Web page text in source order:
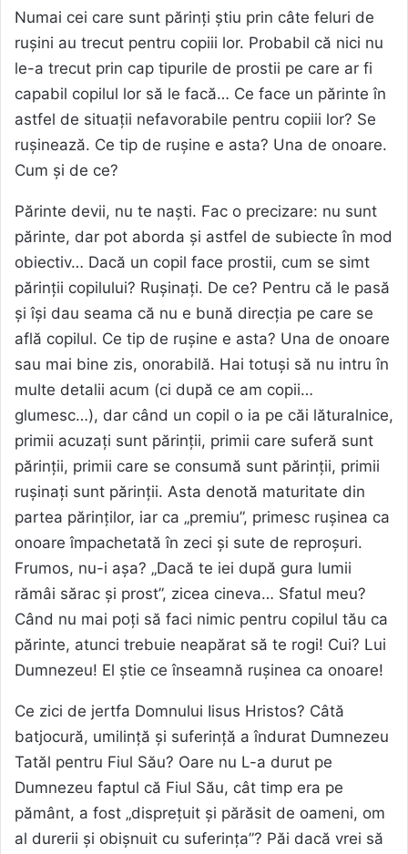
Numai cei care sunt părinți știu prin câte feluri de
rușini au trecut pentru copiii lor. Probabil că nici nu
le-a trecut prin cap tipurile de prostii pe care ar fi
capabil copilul lor să le facă… Ce face un părinte în
astfel de situații nefavorabile pentru copiii lor? Se
rușinează. Ce tip de rușine e asta? Una de onoare.
Cum și de ce?
Părinte devii, nu te naști. Fac o precizare: nu sunt
părinte, dar pot aborda și astfel de subiecte în mod
obiectiv… Dacă un copil face prostii, cum se simt
părinții copilului? Rușinați. De ce? Pentru că le pasă
și își dau seama că nu e bună direcția pe care se
află copilul. Ce tip de rușine e asta? Una de onoare
sau mai bine zis, onorabilă. Hai totuși să nu intru în
multe detalii acum (ci după ce am copii…
glumesc…), dar când un copil o ia pe căi lăturalnice,
primii acuzați sunt părinții, primii care suferă sunt
părinții, primii care se consumă sunt părinții, primii
rușinați sunt părinții. Asta denotă maturitate din
partea părinților, iar ca „premiu”, primesc rușinea ca
onoare împachetată în zeci și sute de reproșuri.
Frumos, nu-i așa? „Dacă te iei după gura lumii
rămâi sărac și prost”, zicea cineva… Sfatul meu?
Când nu mai poți să faci nimic pentru copilul tău ca
părinte, atunci trebuie neapărat să te rogi! Cui? Lui
Dumnezeu! El știe ce înseamnă rușinea ca onoare!
Ce zici de jertfa Domnului Iisus Hristos? Câtă
batjocură, umilință și suferință a îndurat Dumnezeu
Tatăl pentru Fiul Său? Oare nu L-a durut pe
Dumnezeu faptul că Fiul Său, cât timp era pe
pământ, a fost „disprețuit și părăsit de oameni, om
al durerii și obișnuit cu suferința”? Păi dacă vrei să